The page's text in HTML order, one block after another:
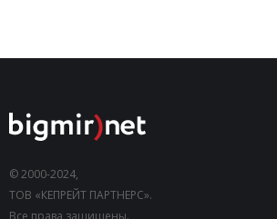
© 2000-2024,
ТОВ «КЕПРЕЙТ ПАРТНЕРС».